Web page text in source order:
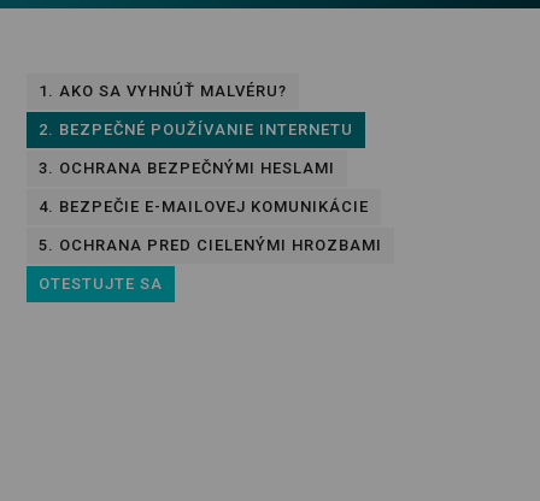
1. AKO SA VYHNÚŤ MALVÉRU?
2. BEZPEČNÉ POUŽÍVANIE INTERNETU
3. OCHRANA BEZPEČNÝMI HESLAMI
4. BEZPEČIE E-MAILOVEJ KOMUNIKÁCIE
5. OCHRANA PRED CIELENÝMI HROZBAMI
OTESTUJTE SA